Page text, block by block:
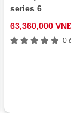
series 6
63,360,000
0